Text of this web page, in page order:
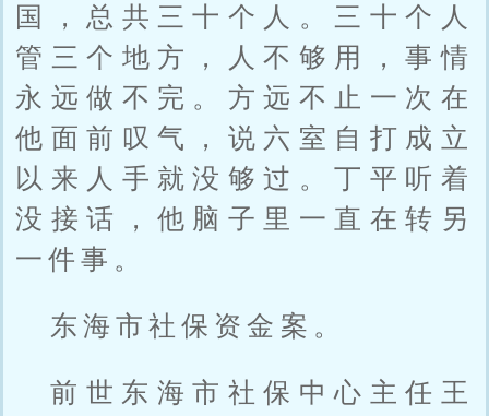
国，总共三十个人。三十个人
管三个地方，人不够用，事情
永远做不完。方远不止一次在
他面前叹气，说六室自打成立
以来人手就没够过。丁平听着
没接话，他脑子里一直在转另
一件事。
东海市社保资金案。
前世东海市社保中心主任王